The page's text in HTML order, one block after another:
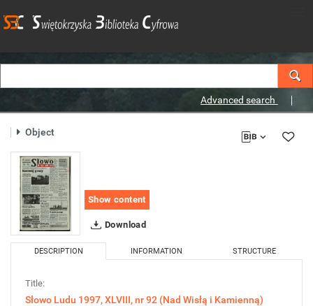
Advanced search
Object
Show content
Download
DESCRIPTION INFORMATION STRUCTURE
Title:
Słowo Ludu 1997, XLVIII, nr 92 (Nad Wisłą i Kamienną)